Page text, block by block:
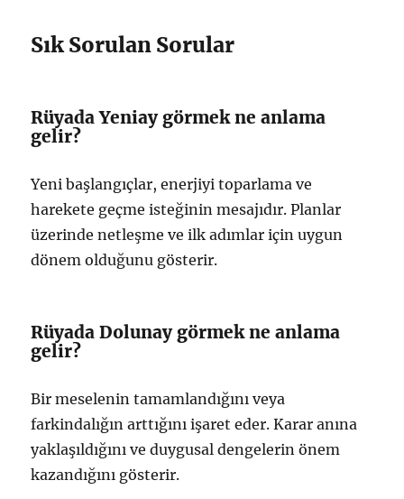
Sık Sorulan Sorular
Rüyada Yeniay görmek ne anlama
gelir?
Yeni başlangıçlar, enerjiyi toparlama ve
harekete geçme isteğinin mesajıdır. Planlar
üzerinde netleşme ve ilk adımlar için uygun
dönem olduğunu gösterir.
Rüyada Dolunay görmek ne anlama
gelir?
Bir meselenin tamamlandığını veya
farkindalığın arttığını işaret eder. Karar anına
yaklaşıldığını ve duygusal dengelerin önem
kazandığını gösterir.